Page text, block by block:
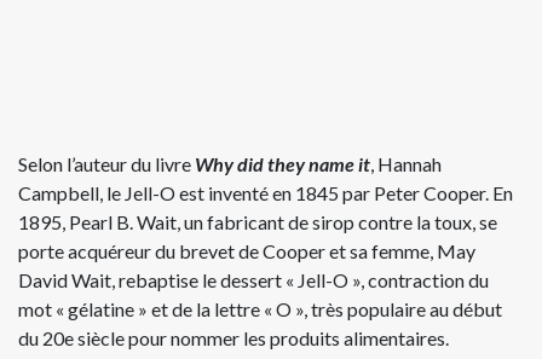
Selon l’auteur du livre Why did they name it, Hannah
Campbell, le Jell-O est inventé en 1845 par Peter Cooper. En
1895, Pearl B. Wait, un fabricant de sirop contre la toux, se
porte acquéreur du brevet de Cooper et sa femme, May
David Wait, rebaptise le dessert « Jell-O », contraction du
mot « gélatine » et de la lettre « O », très populaire au début
du 20e siècle pour nommer les produits alimentaires.